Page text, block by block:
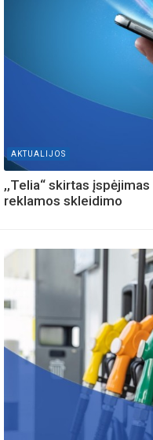
AKTUALIJOS
,,Telia“ skirtas
reklamos skleidimo